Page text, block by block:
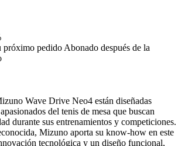
próximo pedido Abonado después de la
Wave Drive Neo4 están diseñadas
del tenis de mesa que buscan
durante sus entrenamientos y competiciones.
Mizuno aporta su know-how en este
tecnológica y un diseño funcional,